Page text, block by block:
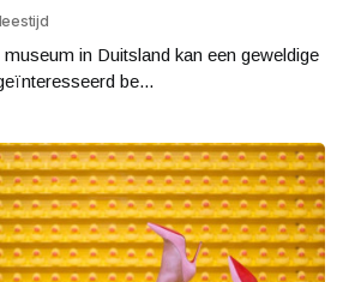
in Duitsland kan een geweldige
be...